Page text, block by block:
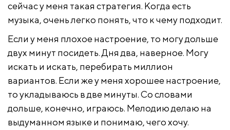
сейчас у меня такая стратегия. Когда есть
музыка, очень легко понять, что к чему подходит.
Если у меня плохое настроение, то могу дольше
двух минут посидеть. Дня два, наверное. Могу
искать и искать, перебирать миллион
вариантов. Если же у меня хорошее настроение,
то укладываюсь в две минуты. Со словами
дольше, конечно, играюсь. Мелодию делаю на
выдуманном языке и понимаю, чего хочу.